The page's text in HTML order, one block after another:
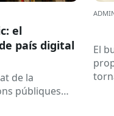
el
país digital
de la
públiques
El